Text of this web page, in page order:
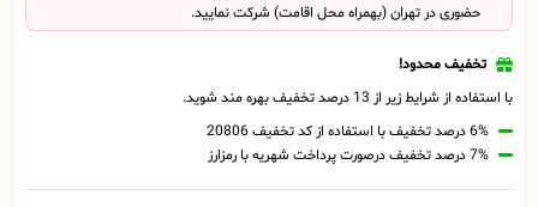
حضوری در تهران (بهمراه محل اقامت) شرکت نمایید.
تخفیف محدود!
با استفاده از شرایط زیر از 13 درصد تخفیف بهره مند شوید.
6% درصد تخفیف با استفاده از کد تخفیف 20806
7% درصد تخفیف درصورت پرداخت شهریه با رمزارز